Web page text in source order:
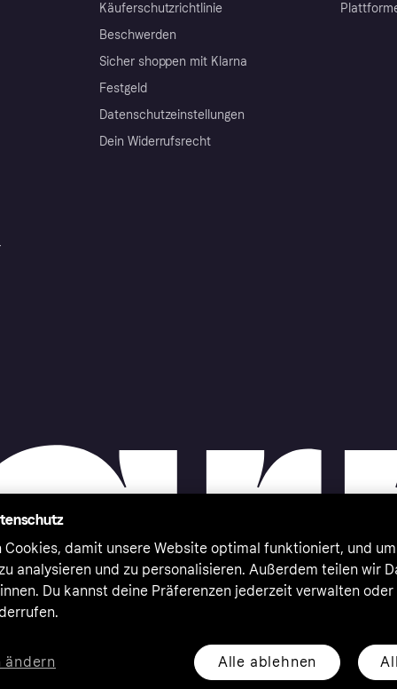
Käuferschutzrichtlinie
Beschwerden
Sicher shoppen mit Klarna
Festgeld
Datenschutzeinstellungen
Dein Widerrufsrecht
Cookies, damit unsere Website optimal funktioniert, und
analysieren und zu personalisieren. Außerdem teilen wir
Du kannst deine Präferenzen jederzeit verwalten oder
Alle ablehnen
ändern